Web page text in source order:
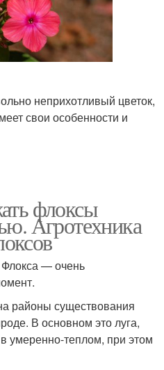
неприхотливый цветок,
свои особенности и
флоксы
Агротехника
— очень
районы существования
В основном это луга,
умеренно-теплом, при этом